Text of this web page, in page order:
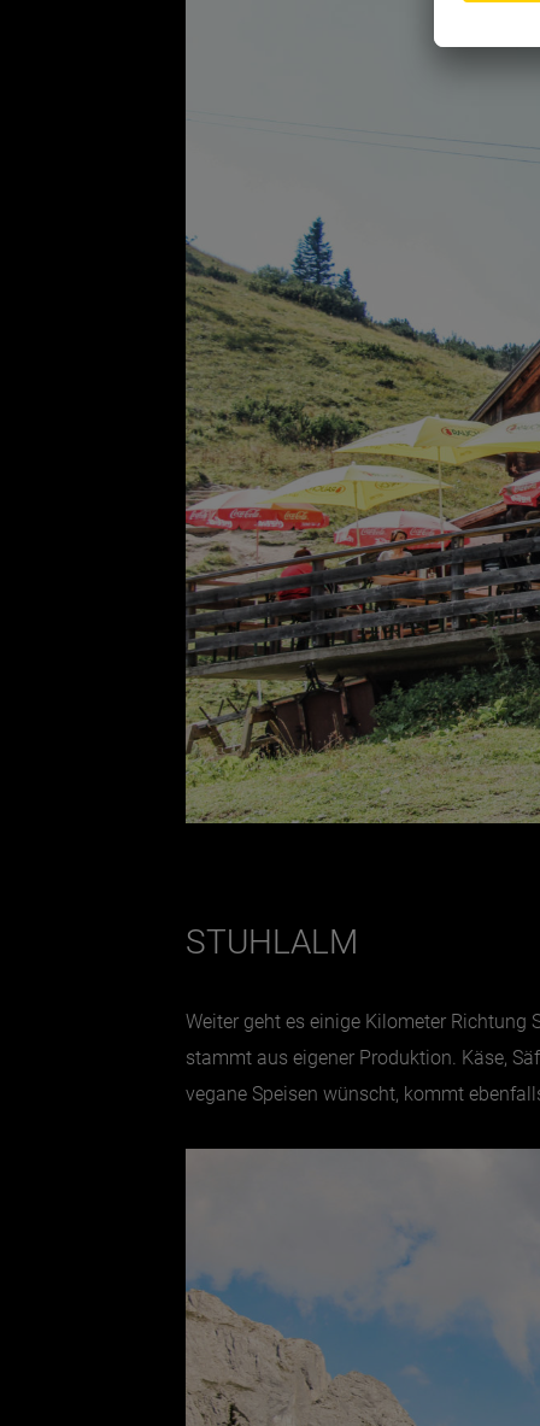
STUHLALM
Weiter geht es einige Kilometer Richtung
stammt aus eigener Produktion. Käse,
vegane Speisen wünscht, kommt